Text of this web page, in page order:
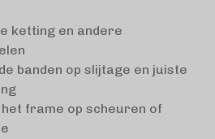
ketting en andere
banden op slijtage en juiste
frame op scheuren of